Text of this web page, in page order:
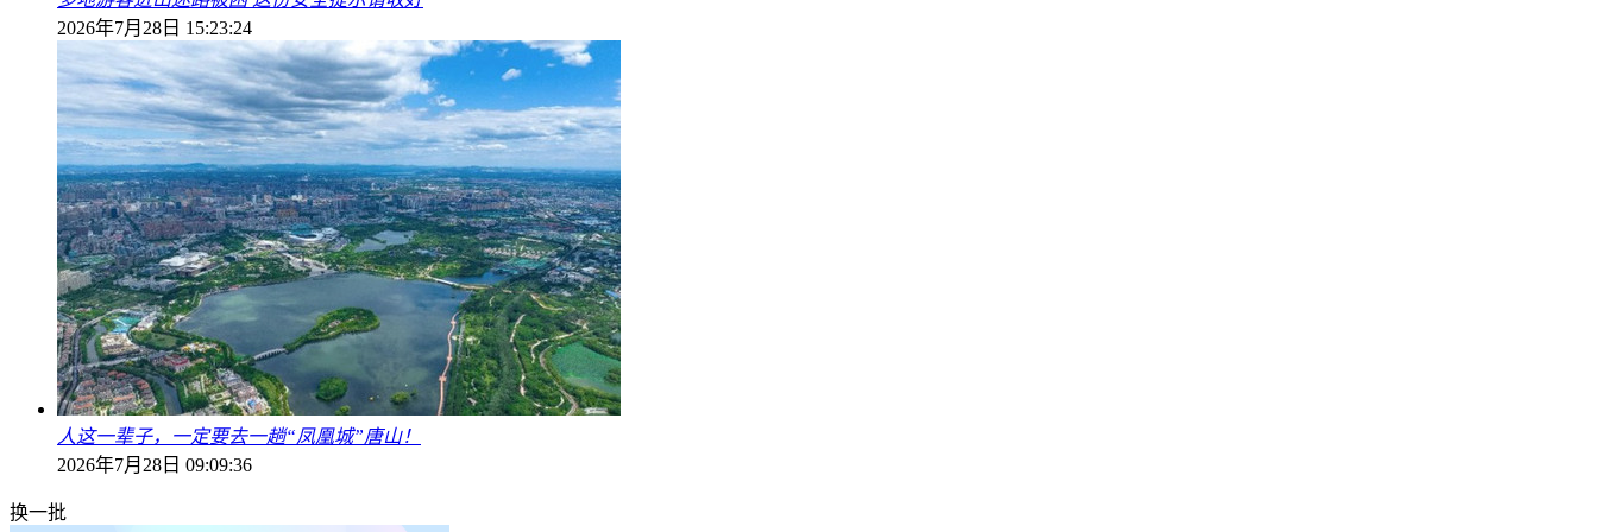
2026年7月28日 15:23:24
人这一辈子，一定要去一趟“凤凰城”唐山！
2026年7月28日 09:09:36
换一批